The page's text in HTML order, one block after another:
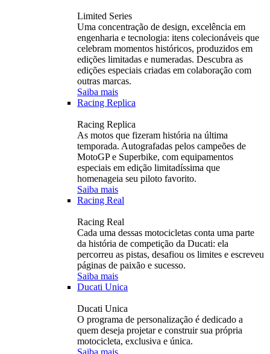
Limited Series
Uma concentração de design, excelência em
engenharia e tecnologia: itens colecionáveis ​​que
celebram momentos históricos, produzidos em
edições limitadas e numeradas. Descubra as
edições especiais criadas em colaboração com
outras marcas.
Saiba mais
Racing Replica
Racing Replica
As motos que fizeram história na última
temporada. Autografadas pelos campeões de
MotoGP e Superbike, com equipamentos
especiais em edição limitadíssima que
homenageia seu piloto favorito.
Saiba mais
Racing Real
Racing Real
Cada uma dessas motocicletas conta uma parte
da história de competição da Ducati: ela
percorreu as pistas, desafiou os limites e escreveu
páginas de paixão e sucesso.
Saiba mais
Ducati Unica
Ducati Unica
O programa de personalização é dedicado a
quem deseja projetar e construir sua própria
motocicleta, exclusiva e única.
Saiba mais